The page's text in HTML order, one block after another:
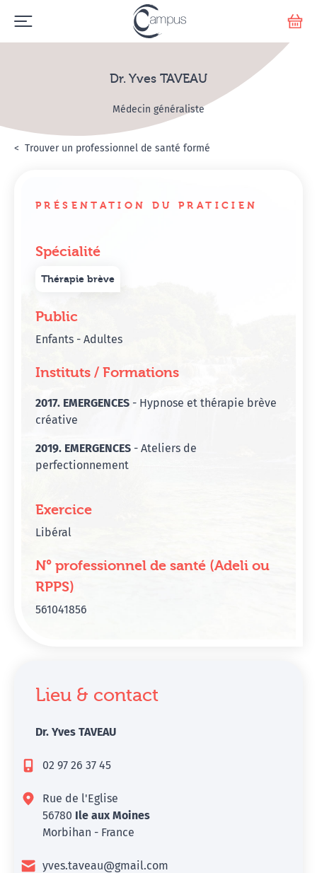
Dr. Yves TAVEAU
Médecin généraliste
Accueil
Annuaire Hypnosanté
Trouver un professionnel de santé formé
PRÉSENTATION DU PRATICIEN
Spécialité
Thérapie brève
Public
Enfants - Adultes
Instituts / Formations
2017. EMERGENCES - Hypnose et thérapie brève
créative
2019. EMERGENCES - Ateliers de
perfectionnement
Exercice
Libéral
N° professionnel de santé (Adeli ou
RPPS)
561041856
Lieu & contact
Dr. Yves TAVEAU
02 97 26 37 45
Rue de l'Eglise
56780 Ile aux Moines
Morbihan - France
yves.taveau@gmail.com